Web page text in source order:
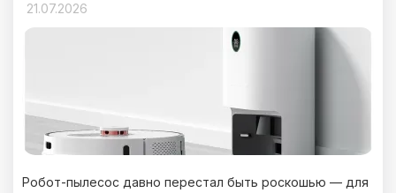
21.07.2026
Робот-пылесос давно перестал быть роскошью — для